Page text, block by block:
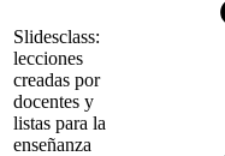
Slidesclass:
lecciones
creadas por
docentes y
listas para la
enseñanza